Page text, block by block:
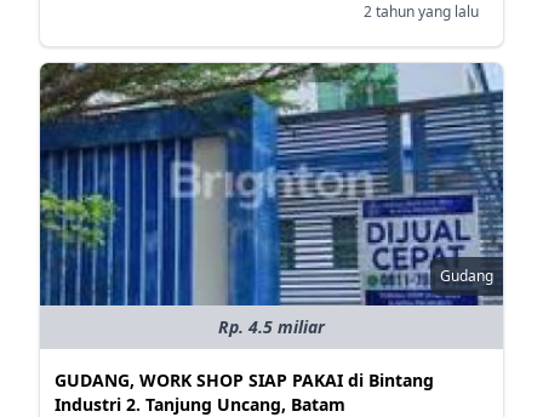
2 tahun yang lalu
Gudang
Rp. 4.5 miliar
GUDANG, WORK SHOP SIAP PAKAI di Bintang
Industri 2. Tanjung Uncang, Batam